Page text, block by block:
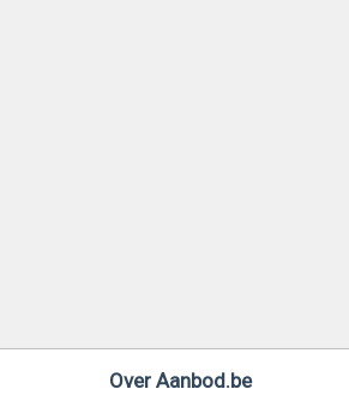
Over Aanbod.be